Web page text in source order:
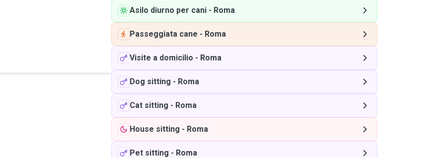
Asilo diurno per cani - Roma
Passeggiata cane - Roma
Visite a domicilio - Roma
Dog sitting - Roma
Cat sitting - Roma
House sitting - Roma
Pet sitting - Roma